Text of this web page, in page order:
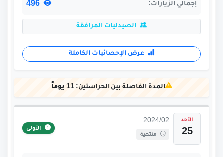
إجمالي الزيارات:
الصيدليات المرافقة
عرض الإحصائيات الكاملة
المدة الفاصلة بين الحراستين:11 يوماً
الأحد
25
2024/02
منتهية
الأولى